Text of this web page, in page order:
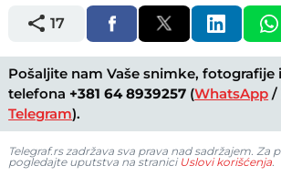
17
Pošaljite nam Vaše snimke, fotografije
telefona +381 64 8939257 (WhatsApp /
Telegram).
Telegraf.rs zadržava sva prava nad sadržajem. Za
pogledajte uputstva na stranici Uslovi korišćenja.